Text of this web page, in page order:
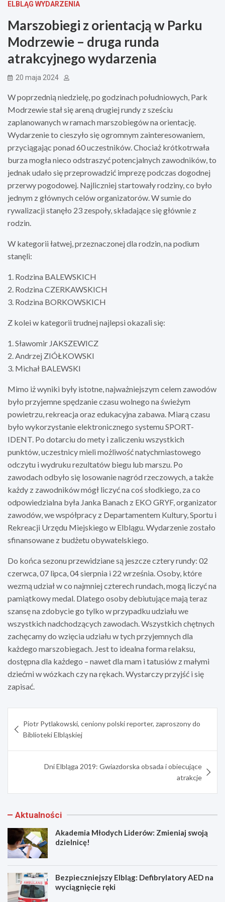
ELBLĄG WYDARZENIA
Marszobiegi z orientacją w Parku
Modrzewie – druga runda
atrakcyjnego wydarzenia
20 maja 2024
W poprzednią niedzielę, po godzinach południowych, Park
Modrzewie stał się areną drugiej rundy z sześciu
zaplanowanych w ramach marszobiegów na orientację.
Wydarzenie to cieszyło się ogromnym zainteresowaniem,
przyciągając ponad 60 uczestników. Chociaż krótkotrwała
burza mogła nieco odstraszyć potencjalnych zawodników, to
jednak udało się przeprowadzić imprezę podczas dogodnej
przerwy pogodowej. Najliczniej startowały rodziny, co było
jednym z głównych celów organizatorów. W sumie do
rywalizacji stanęło 23 zespoły, składające się głównie z
rodzin.
W kategorii łatwej, przeznaczonej dla rodzin, na podium
stanęli:
1. Rodzina BALEWSKICH
2. Rodzina CZERKAWSKICH
3. Rodzina BORKOWSKICH
Z kolei w kategorii trudnej najlepsi okazali się:
1. Sławomir JAKSZEWICZ
2. Andrzej ZIÓŁKOWSKI
3. Michał BALEWSKI
Mimo iż wyniki były istotne, najważniejszym celem zawodów
było przyjemne spędzanie czasu wolnego na świeżym
powietrzu, rekreacja oraz edukacyjna zabawa. Miarą czasu
było wykorzystanie elektronicznego systemu SPORT-
IDENT. Po dotarciu do mety i zaliczeniu wszystkich
punktów, uczestnicy mieli możliwość natychmiastowego
odczytu i wydruku rezultatów biegu lub marszu. Po
zawodach odbyło się losowanie nagród rzeczowych, a także
każdy z zawodników mógł liczyć na coś słodkiego, za co
odpowiedzialna była Janka Banach z EKO GRYF, organizator
zawodów, we współpracy z Departamentem Kultury, Sportu i
Rekreacji Urzędu Miejskiego w Elblągu. Wydarzenie zostało
sfinansowane z budżetu obywatelskiego.
Do końca sezonu przewidziane są jeszcze cztery rundy: 02
czerwca, 07 lipca, 04 sierpnia i 22 września. Osoby, które
wezmą udział w co najmniej czterech rundach, mogą liczyć na
pamiątkowy medal. Dlatego osoby debiutujące mają teraz
szansę na zdobycie go tylko w przypadku udziału we
wszystkich nadchodzących zawodach. Wszystkich chętnych
zachęcamy do wzięcia udziału w tych przyjemnych dla
każdego marszobiegach. Jest to idealna forma relaksu,
dostępna dla każdego – nawet dla mam i tatusiów z małymi
dziećmi w wózkach czy na rękach. Wystarczy przyjść i się
zapisać.
wpisu
Piotr Pytlakowski, ceniony polski reporter, zaproszony do
Biblioteki Elbląskiej
Dni Elbląga 2019: Gwiazdorska obsada i obiecujące
atrakcje
Aktualności
Akademia Młodych Liderów: Zmieniaj swoją
dzielnicę!
Bezpieczniejszy Elbląg: Defibrylatory AED na
wyciągnięcie ręki